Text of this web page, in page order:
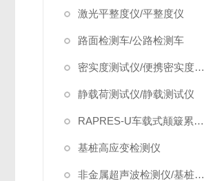
激光平整度仪/平整度仪
路面检测车/公路检测车
密实度测试仪/便携密实度检测仪
静载荷测试仪/静载测试仪
RAPRES-U车载式颠簸累积仪/颠簸累积仪
基桩高应变检测仪
非金属超声波检测仪/基桩超声波检测仪